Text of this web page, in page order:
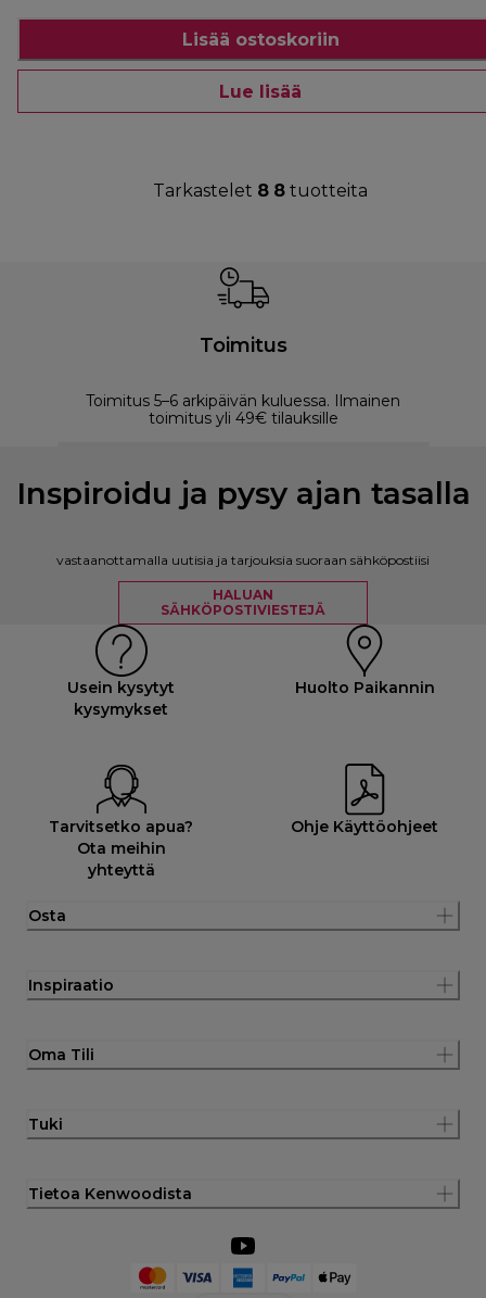
Lisää ostoskoriin
Lue lisää
Tarkastelet 8 8 tuotteita
Toimitus
Toimitus 5–6 arkipäivän kuluessa. Ilmainen
toimitus yli 49€ tilauksille
Inspiroidu ja pysy ajan tasalla
vastaanottamalla uutisia ja tarjouksia suoraan sähköpostiisi
HALUAN
SÄHKÖPOSTIVIESTEJÄ
Usein kysytyt
kysymykset
Huolto Paikannin
Tarvitsetko apua?
Ota meihin
yhteyttä
Ohje Käyttöohjeet
Osta
Inspiraatio
Oma Tili
Tuki
Tietoa Kenwoodista